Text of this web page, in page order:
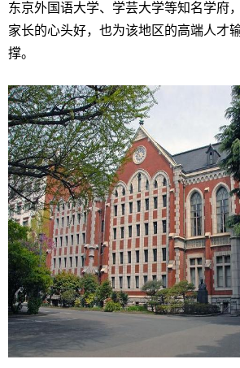
东京外国语大学、学芸大学等知名学府
家长的心头好，也为该地区的高端人才
撑。